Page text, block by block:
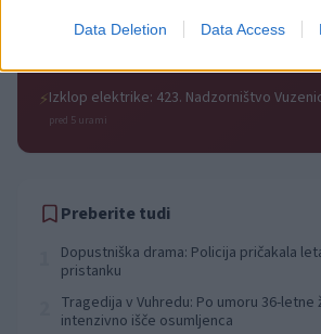
Data Deletion Data Access
Izklop elektrike: 424. Nadzorništvo
⚡Izklop elektrike: 423. Nadzorništvo
pred 5 urami
Preberite tudi
Dopustniška drama: Policija pričakala
pristanku
Tragedija v Vuhredu: Po umoru 36-
intenzivno išče osumljenca